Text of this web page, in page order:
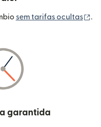
sem tarifas ocultas .
garantida